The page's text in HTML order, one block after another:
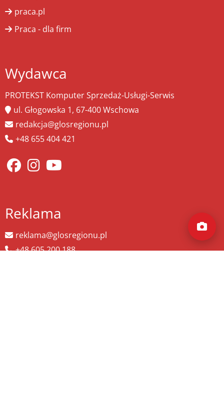
praca.pl
Praca - dla firm
Wydawca
PROTEKST Komputer Sprzedaż-Usługi-Serwis
ul. Głogowska 1, 67-400 Wschowa
redakcja@glosregionu.pl
+48 655 404 421
Reklama
reklama@glosregionu.pl
+48 605 200 188